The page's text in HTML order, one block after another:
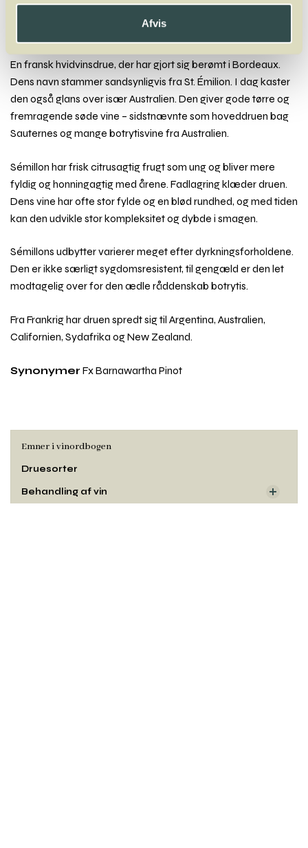
Afvis
Verdejo Verdelho Vermentino Viognier Viosinho Vranec
Sémillon
En fransk hvidvinsdrue, der har gjort sig berømt i Bordeaux.
Dens navn stammer sandsynligvis fra St. Émilion. I dag kaster
den også glans over især Australien. Den giver gode tørre og
fremragende søde vine – sidstnævnte som hoveddruen bag
Sauternes og mange botrytisvine fra Australien.
Sémillon har frisk citrusagtig frugt som ung og bliver mere
fyldig og honningagtig med årene. Fadlagring klæder druen.
Dens vine har ofte stor fylde og en blød rundhed, og med tiden
kan den udvikle stor kompleksitet og dybde i smagen.
Sémillons udbytter varierer meget efter dyrkningsforholdene.
Den er ikke særligt sygdomsresistent, til gengæld er den let
modtagelig over for den ædle råddenskab botrytis.
Fra Frankrig har druen spredt sig til Argentina, Australien,
Californien, Sydafrika og New Zealand.
Synonymer Fx Barnawartha Pinot
Emner i vinordbogen
Druesorter
Behandling af vin